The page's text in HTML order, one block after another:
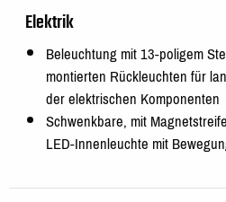
Elektrik
Beleuchtung mit 13-poligem
montierten Rückleuchten für
der elektrischen Komponenten
Schwenkbare, mit
LED-Innenleuchte mit